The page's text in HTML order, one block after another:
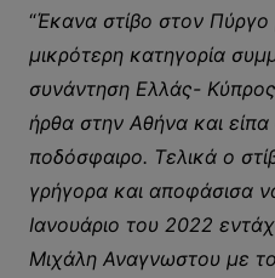
“Έκανα στίβο στον Πύργο
μικρότερη κατηγορία
συνάντηση Ελλάς-
ήρθα στην Αθήνα και
ποδόσφαιρο. Τελικά ο
γρήγορα και αποφάσισα
Ιανουάριο του 2022
Μιχάλη Αναγνωστου με